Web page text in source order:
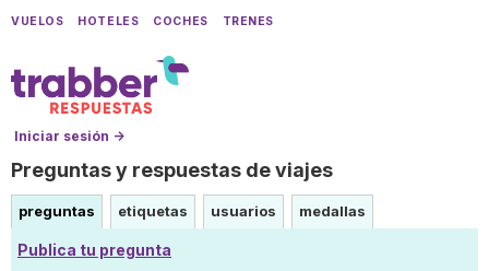
VUELOS HOTELES COCHES TRENES
Iniciar sesión →
Preguntas y respuestas de viajes
preguntas etiquetas usuarios medallas
Publica tu pregunta